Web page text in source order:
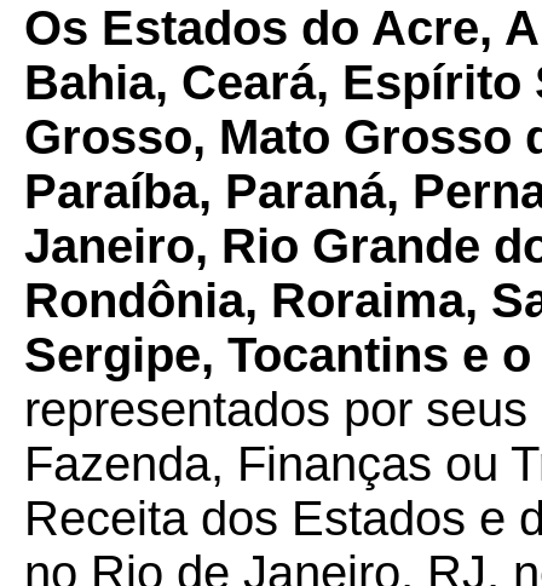
Os Estados do Acre,
Bahia, Ceará, Espírito
Grosso, Mato Grosso
Paraíba, Paraná,
Janeiro, Rio Grande
Rondônia, Roraima,
Sergipe, Tocantins e
representados por
Fazenda, Finanças ou
Receita dos Estados e
no Rio de Janeiro, RJ,